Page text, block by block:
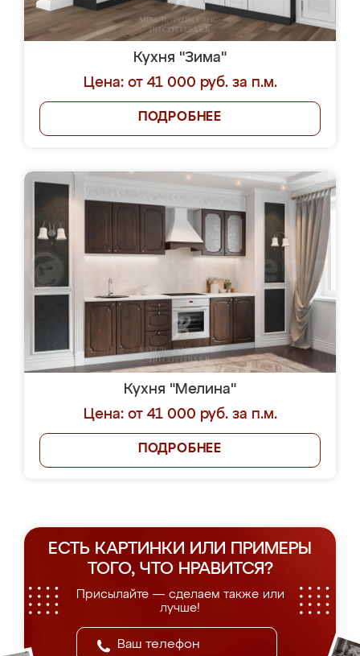
Кухня "Зима"
Цена: от 41 000 руб. за п.м.
ПОДРОБНЕЕ
Кухня "Мелина"
Цена: от 41 000 руб. за п.м.
ПОДРОБНЕЕ
ЕСТЬ КАРТИНКИ ИЛИ ПРИМЕРЫ
ТОГО, ЧТО НРАВИТСЯ?
Присылайте — сделаем также или
лучше!